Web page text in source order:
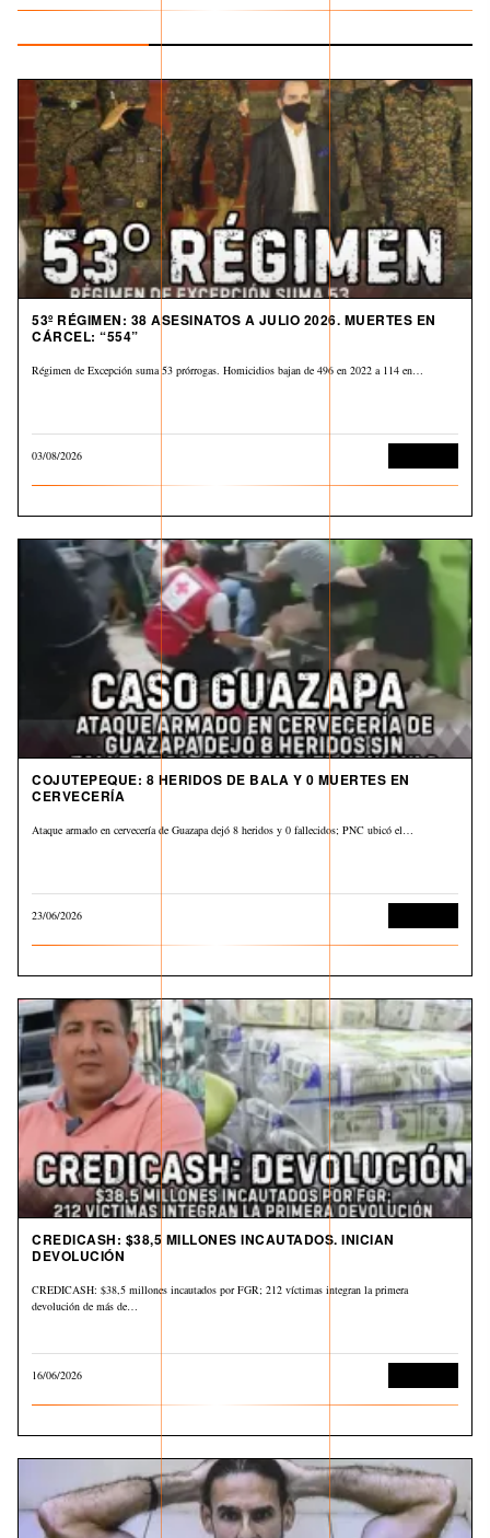
53º RÉGIMEN: 38 ASESINATOS A JULIO 2026. MUERTES EN
CÁRCEL: “554”
Régimen de Excepción suma 53 prórrogas. Homicidios bajan de 496 en 2022 a 114 en…
03/08/2026
COJUTEPEQUE: 8 HERIDOS DE BALA Y 0 MUERTES EN
CERVECERÍA
Ataque armado en cervecería de Guazapa dejó 8 heridos y 0 fallecidos; PNC ubicó el…
23/06/2026
CREDICASH: $38,5 MILLONES INCAUTADOS. INICIAN
DEVOLUCIÓN
CREDICASH: $38,5 millones incautados por FGR; 212 víctimas integran la primera
devolución de más de…
16/06/2026